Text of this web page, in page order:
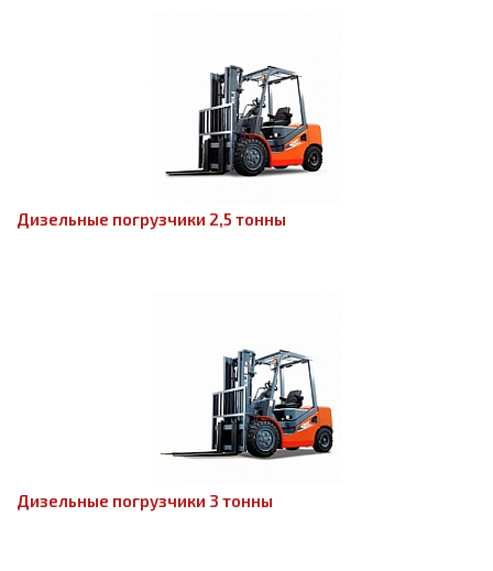
Дизельные погрузчики 2,5 тонны
Дизельные погрузчики 3 тонны